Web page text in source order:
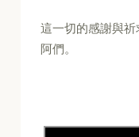
這一切的感謝與祈
阿們。